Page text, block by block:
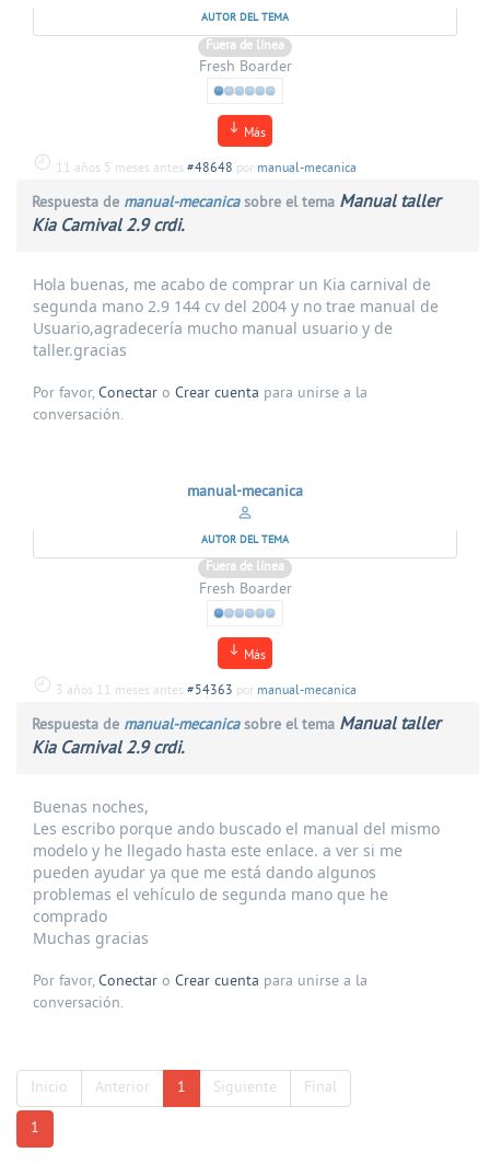
AUTOR DEL TEMA
Fuera de línea
Fresh Boarder
Más
11 años 5 meses antes #48648 por manual-mecanica
Respuesta de manual-mecanicasobre el tema Manual taller
Kia Carnival 2.9 crdi.
Hola buenas, me acabo de comprar un Kia carnival de
segunda mano 2.9 144 cv del 2004 y no trae manual de
Usuario,agradecería mucho manual usuario y de
taller.gracias
Por favor,Conectar o Crear cuenta para unirse a la
conversación.
manual-mecanica
AUTOR DEL TEMA
Fuera de línea
Fresh Boarder
Más
3 años 11 meses antes #54363 por manual-mecanica
Respuesta de manual-mecanicasobre el tema Manual taller
Kia Carnival 2.9 crdi.
Buenas noches,
Les escribo porque ando buscado el manual del mismo
modelo y he llegado hasta este enlace. a ver si me
pueden ayudar ya que me está dando algunos
problemas el vehículo de segunda mano que he
comprado
Muchas gracias
Por favor,Conectar o Crear cuenta para unirse a la
conversación.
Inicio Anterior 1 Siguiente Final
1